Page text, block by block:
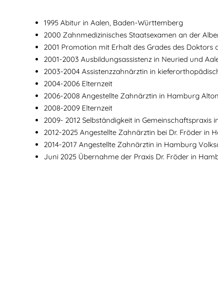
1995 Abitur in Aalen, Baden-Württemberg
2000 Zahnmedizinisches Staatsexamen an der
2001 Promotion mit Erhalt des Grades des Doktors
2001-2003 Ausbildungsassistenz in Neuried und
2003-2004 Assistenzzahnärztin in
2004-2006 Elternzeit
2006-2008 Angestellte Zahnärztin in Hamburg
2008-2009 Elternzeit
2009- 2012 Selbständigkeit in Gemeinschaftspraxis
2012-2025 Angestellte Zahnärztin bei Dr. Fröder in
2014-2017 Angestellte Zahnärztin in Hamburg
Juni 2025 Übernahme der Praxis Dr. Fröder in